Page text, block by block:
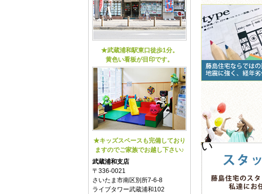
★武蔵浦和駅東口徒歩1分。
黄色い看板が目印です。
★キッズスペースも完備しており
ますのでご家族でお越し下さい♪
武蔵浦和支店
〒336-0021
さいたま市南区別所7-6-8
ライブタワー武蔵浦和102
い